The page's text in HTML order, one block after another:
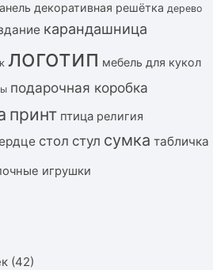
декоративная решётка дерево
карандашница
логотип мебель для кукол
подарочная коробка
принт птица религия
стол стул сумка табличка
игрушки
(42)